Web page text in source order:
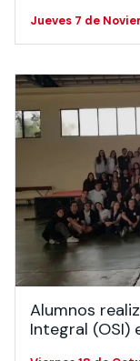
Jueves 7 de
Alumnos
Integral (OSI)